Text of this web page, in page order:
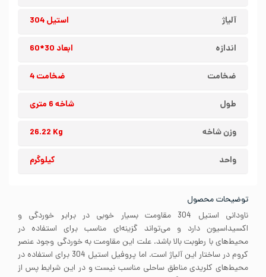
آلیاژ استیل 304
اندازه ابعاد 30*60
ضخامت ضخامت 4
طول شاخه 6 متری
وزن شاخه 26.22 Kg
واحد کیلوگرم
توضیحات محصول
ناودانی استیل 304 مقاومت بسیار خوبی در برابر خوردگی و
اکسیداسیون دارد و می‌تواند گزینه‌ای مناسب برای استفاده در
محیط‌های با رطوبت بالا باشد. علت این مقاومت به خوردگی وجود عنصر
کروم در ساختار این آلیاژ است. اما پروفیل استیل 304 برای استفاده در
محیط‌های کلریدی مناطق ساحلی مناسب نیست و در این شرایط پس از